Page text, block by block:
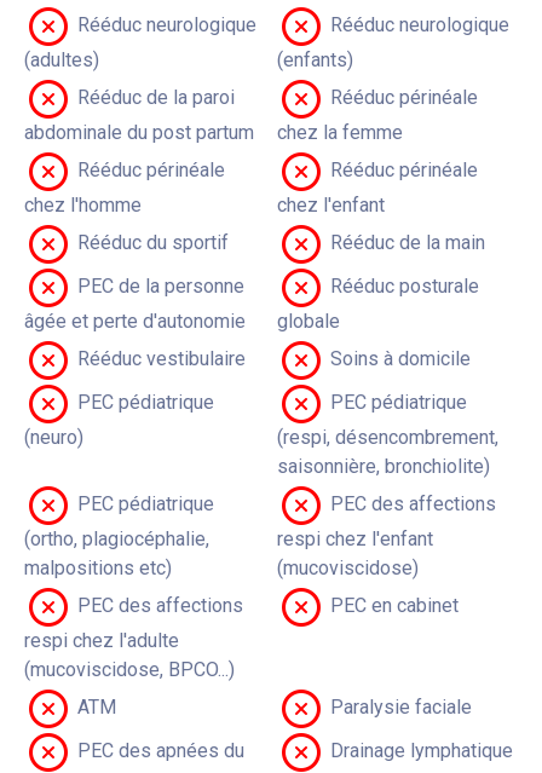
Rééduc neurologique
(adultes)
Rééduc neurologique
(enfants)
Rééduc de la paroi
abdominale du post partum
Rééduc périnéale
chez la femme
Rééduc périnéale
chez l'homme
Rééduc périnéale
chez l'enfant
Rééduc du sportif
Rééduc de la main
PEC de la personne
âgée et perte d'autonomie
Rééduc posturale
globale
Rééduc vestibulaire
Soins à domicile
PEC pédiatrique
(neuro)
PEC pédiatrique
(respi, désencombrement,
saisonnière, bronchiolite)
PEC pédiatrique
(ortho, plagiocéphalie,
malpositions etc)
PEC des affections
respi chez l'enfant
(mucoviscidose)
PEC des affections
respi chez l'adulte
(mucoviscidose, BPCO...)
PEC en cabinet
ATM
Paralysie faciale
PEC des apnées du
Drainage lymphatique